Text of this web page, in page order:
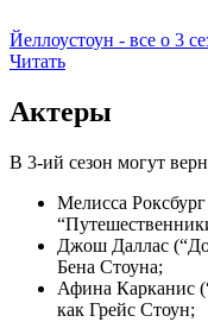
Йеллоустоун - все о 3
Читать
Актеры
В 3-ий сезон могут
Мелисса Роксбург
Джош Даллас
Бена Стоуна;
Афина Карканис
как Грейс Стоун;